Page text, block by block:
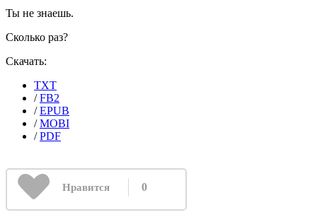
Ты не знаешь.
Сколько раз?
Скачать:
TXT
/FB2
/EPUB
/MOBI
/PDF
Нравится 0